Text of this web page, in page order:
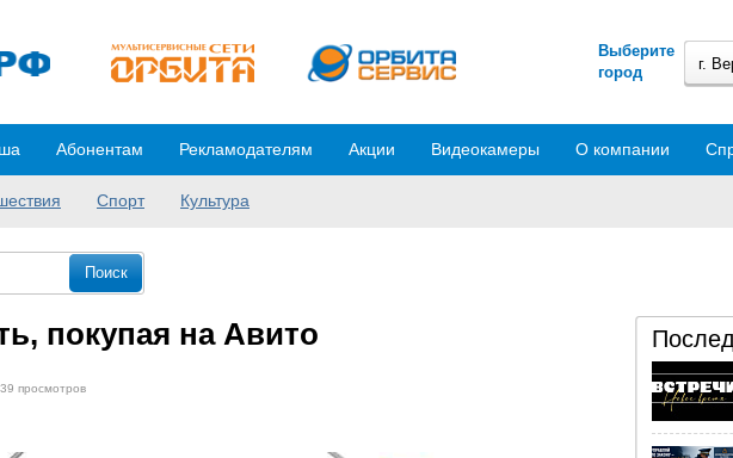
Выберите
город
Спорт Культура
Абонентам Рекламодателям Акции Видеокамеры О компании
покупая на Авито
просмотров